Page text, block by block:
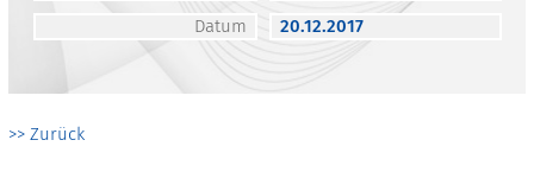
Datum
20.12.2017
>> Zurück